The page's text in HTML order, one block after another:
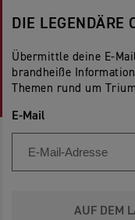
DIE LEGENDÄRE
Übermittle deine E-
brandheiße
Themen rund um
E-Mail
AUF DEM